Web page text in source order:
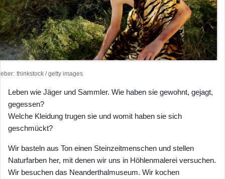
thinkstock / getty images
Leben wie Jäger und Sammler. Wie haben sie gewohnt, gejagt,
gegessen?
Welche Kleidung trugen sie und womit haben sie sich
geschmückt?
Wir basteln aus Ton einen Steinzeitmenschen und stellen
Naturfarben her, mit denen wir uns in Höhlenmalerei versuchen.
Wir besuchen das Neanderthalmuseum. Wir kochen